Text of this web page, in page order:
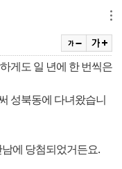
게도 일 년에 한 번씩은
성북동에 다녀왔습니
에 당첨되었거든요.